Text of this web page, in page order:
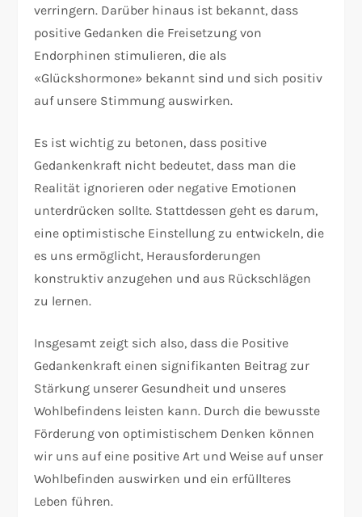
verringern. Darüber hinaus ist bekannt, dass
positive Gedanken die Freisetzung von
Endorphinen stimulieren, die als
«Glückshormone» bekannt sind und sich positiv
auf unsere Stimmung auswirken.
Es ist wichtig zu betonen, dass positive
Gedankenkraft nicht bedeutet, dass man die
Realität ignorieren oder negative Emotionen
unterdrücken sollte. Stattdessen geht es darum,
eine optimistische Einstellung zu entwickeln, die
es uns ermöglicht, Herausforderungen
konstruktiv anzugehen und aus Rückschlägen
zu lernen.
Insgesamt zeigt sich also, dass die Positive
Gedankenkraft einen signifikanten Beitrag zur
Stärkung unserer Gesundheit und unseres
Wohlbefindens leisten kann. Durch die bewusste
Förderung von optimistischem Denken können
wir uns auf eine positive Art und Weise auf unser
Wohlbefinden auswirken und ein erfüllteres
Leben führen.